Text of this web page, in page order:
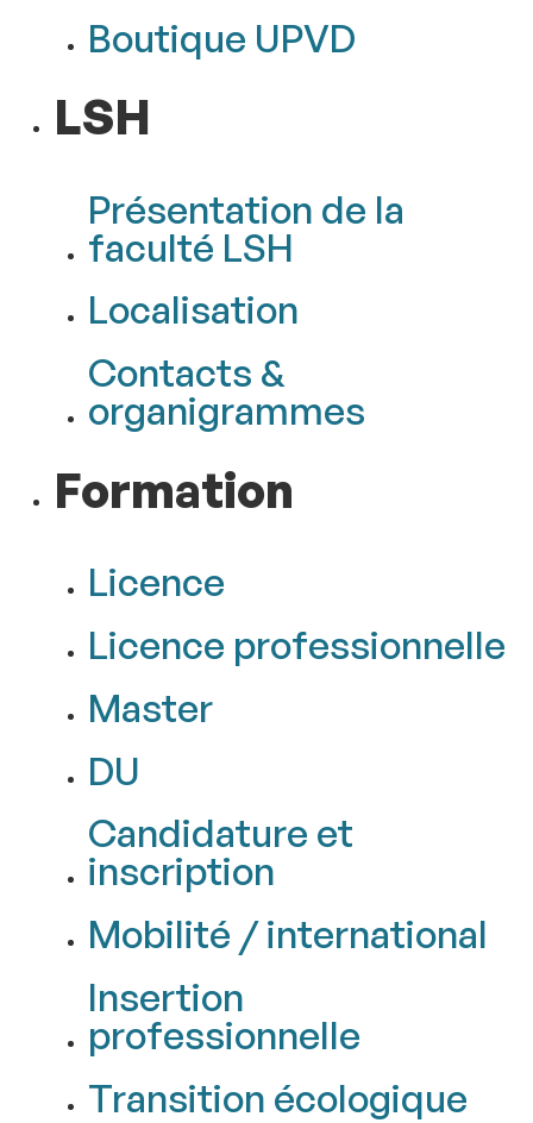
Boutique UPVD
LSH
Présentation de la
faculté LSH
Localisation
Contacts &
organigrammes
Formation
Licence
Licence professionnelle
Master
DU
Candidature et
inscription
Mobilité / international
Insertion
professionnelle
Transition écologique